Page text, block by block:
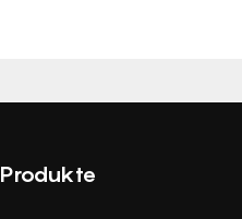
Produkte